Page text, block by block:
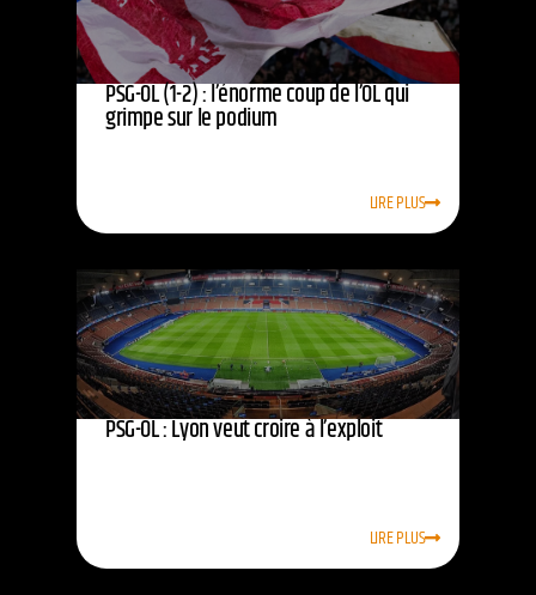
PSG-OL (1-2) : l’énorme coup de l’OL qui
grimpe sur le podium
LIRE PLUS
PSG-OL : Lyon veut croire à l’exploit
LIRE PLUS